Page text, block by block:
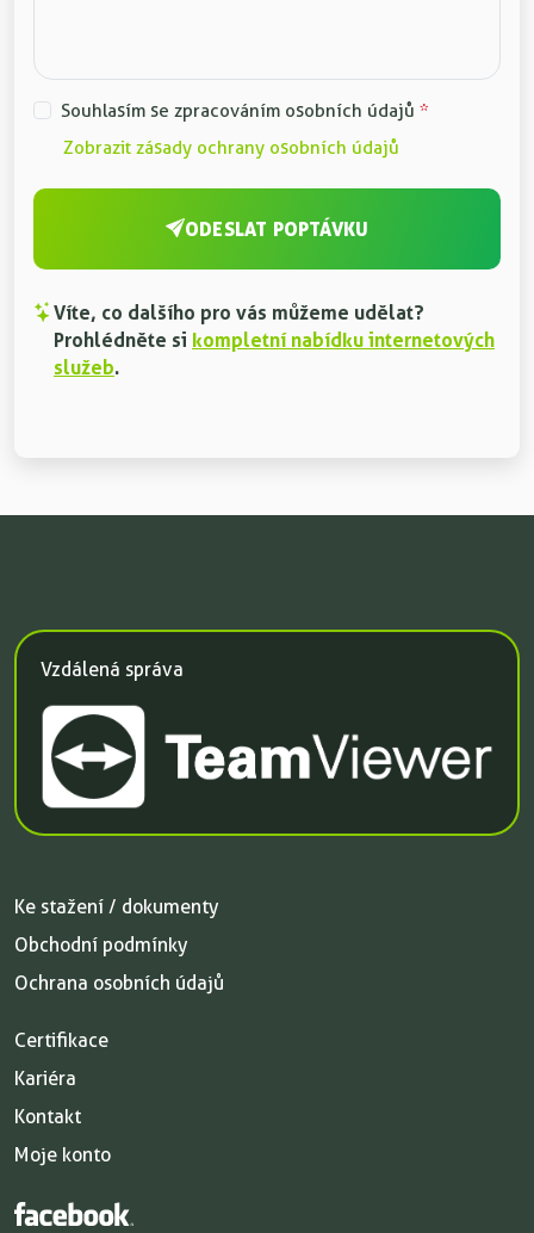
Souhlasím se zpracováním osobních údajů *
Zobrazit zásady ochrany osobních údajů
ODESLAT POPTÁVKU
Víte, co dalšího pro vás můžeme udělat?
Prohlédněte si kompletní nabídku internetových
služeb.
Vzdálená správa
Ke stažení / dokumenty
Obchodní podmínky
Ochrana osobních údajů
Certifikace
Kariéra
Kontakt
Moje konto